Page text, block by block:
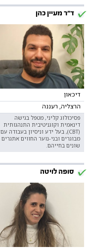
ד"ר מעיין כהן
דיכאון
הרצליה, רעננה
פסיכולוג קליני, מטפל בגישה
דינאמית וקוגניטיבית התנהגותית
(CBT), בעל ידע וניסיון בעבודה עם
מבוגרים ובני-נוער החווים אתגרים
שונים בחייהם.
סופה לויטה